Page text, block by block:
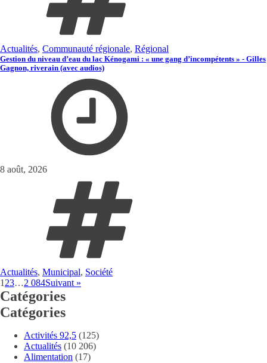
Actualités, Communauté régionale, Régional
Gestion du niveau d’eau du lac Kénogami : « une gang d’incompétents » - Gilles
Gagnon, riverain (avec audios)
8 août, 2026
Actualités, Municipal, Société
1 23…2 084Suivant »
Catégories
Catégories
Activités 92,5 (125)
Actualités (10 206)
Alimentation (17)